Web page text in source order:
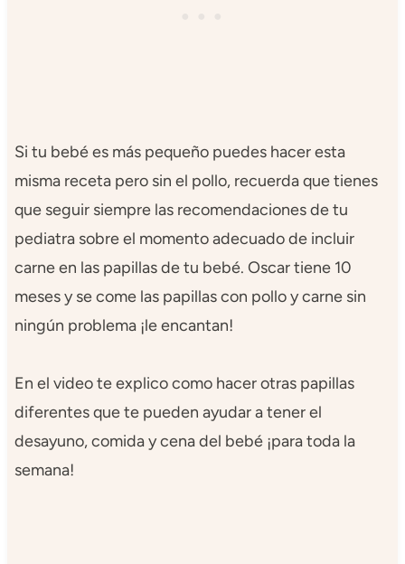
Si tu bebé es más pequeño puedes hacer esta
misma receta pero sin el pollo, recuerda que tienes
que seguir siempre las recomendaciones de tu
pediatra sobre el momento adecuado de incluir
carne en las papillas de tu bebé. Oscar tiene 10
meses y se come las papillas con pollo y carne sin
ningún problema ¡le encantan!
En el video te explico como hacer otras papillas
diferentes que te pueden ayudar a tener el
desayuno, comida y cena del bebé ¡para toda la
semana!